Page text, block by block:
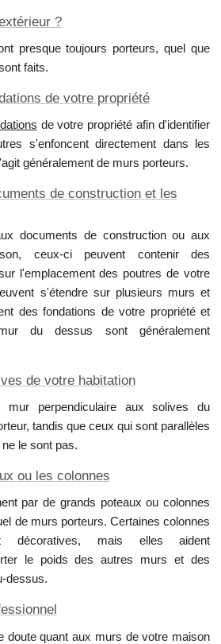
?
presque toujours porteurs, quel que
faits.
de votre propriété
de votre propriété afin d'identifier
s'enfoncent directement dans les
généralement de murs porteurs.
de construction et les
documents de construction ou aux
ceux-ci peuvent contenir des
l'emplacement des poutres de votre
s'étendre sur plusieurs murs et
des fondations de votre propriété et
du dessus sont généralement
de votre habitation
perpendiculaire aux solives du
tandis que ceux qui sont parallèles
le sont pas.
ou les colonnes
par de grands poteaux ou colonnes
de murs porteurs. Certaines colonnes
décoratives, mais elles aident
le poids des autres murs et des
dessus.
doute quant aux murs de votre maison